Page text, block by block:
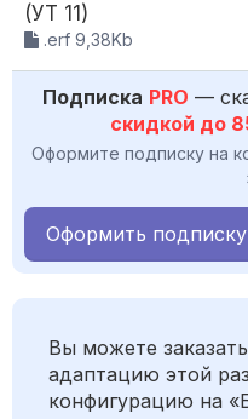
(УТ 11)
.erf 9,38Kb
Подписка PRO —
скидкой до
Оформите подписку на
Оформить
Вы можете
адаптацию этой
конфигурацию на